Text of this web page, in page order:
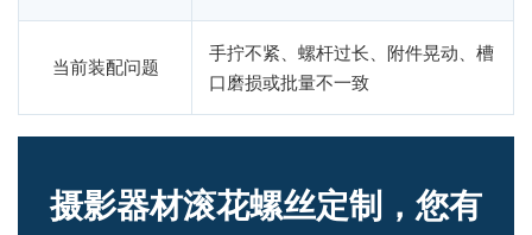
当前装配问题
手拧不紧、螺杆过长、附件晃动、槽
口磨损或批量不一致
摄影器材滚花螺丝定制，您有